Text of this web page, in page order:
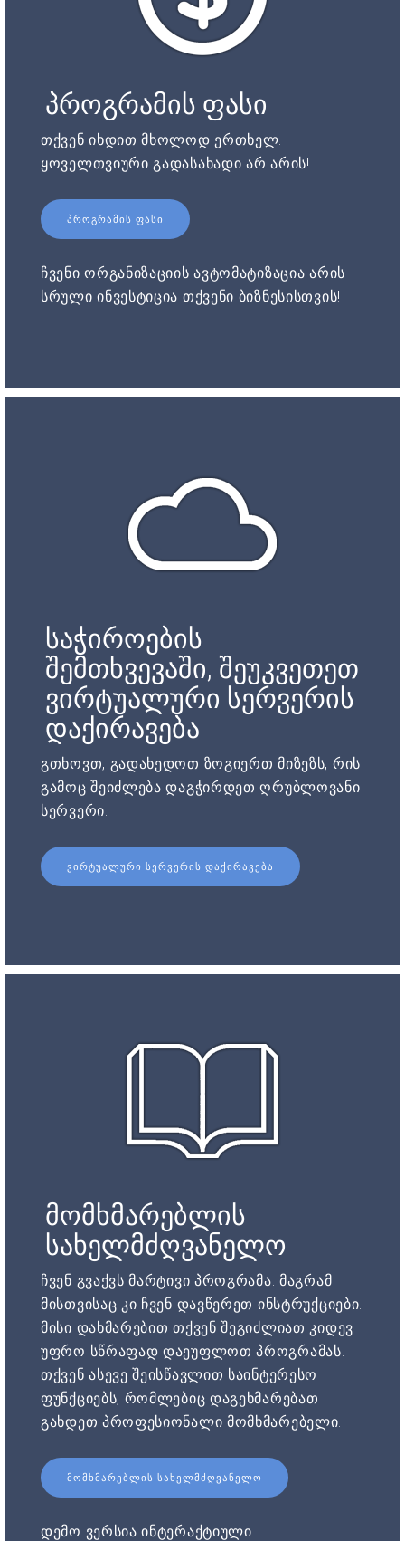
პროგრამის ფასი
თქვენ იხდით მხოლოდ ერთხელ.
ყოველთვიური გადასახადი არ არის!
ᲞᲠᲝᲒᲠᲐᲛᲘᲡ ᲤᲐᲡᲘ
ჩვენი ორგანიზაციის ავტომატიზაცია არის
სრული ინვესტიცია თქვენი ბიზნესისთვის!
საჭიროების
შემთხვევაში, შეუკვეთეთ
ვირტუალური სერვერის
დაქირავება
გთხოვთ, გადახედოთ ზოგიერთ მიზეზს, რის
გამოც შეიძლება დაგჭირდეთ ღრუბლოვანი
სერვერი.
ᲕᲘᲠᲢᲣᲐᲚᲣᲠᲘ ᲡᲔᲠᲕᲔᲠᲘᲡ ᲓᲐᲥᲘᲠᲐᲕᲔᲑᲐ
მომხმარებლის
სახელმძღვანელო
ჩვენ გვაქვს მარტივი პროგრამა. მაგრამ
მისთვისაც კი ჩვენ დავწერეთ ინსტრუქციები.
მისი დახმარებით თქვენ შეგიძლიათ კიდევ
უფრო სწრაფად დაეუფლოთ პროგრამას.
თქვენ ასევე შეისწავლით საინტერესო
ფუნქციებს, რომლებიც დაგეხმარებათ
გახდეთ პროფესიონალი მომხმარებელი.
ᲛᲝᲛᲮᲛᲐᲠᲔᲑᲚᲘᲡ ᲡᲐᲮᲔᲚᲛᲫᲦᲕᲐᲜᲔᲚᲝ
დემო ვერსია ინტერაქტიული